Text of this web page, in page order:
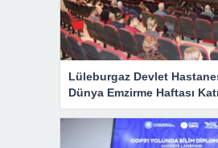
Lüleburgaz Devlet
Dünya Emzirme Haftası